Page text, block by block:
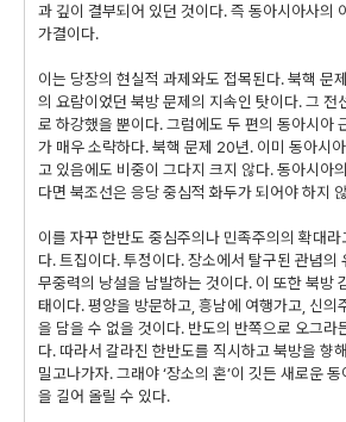
과 깊이 결부되어 있던 것이다. 즉 동아시아사의
가결이다.
이는 당장의 현실적 과제와도 접목된다. 북핵 문
의 요람이었던 북방 문제의 지속인 탓이다. 그 전
로 하강했을 뿐이다. 그럼에도 두 편의 동아시아
가 매우 소략하다. 북핵 문제 20년. 이미 동아시
고 있음에도 비중이 그다지 크지 않다. 동아시아
다면 북조선은 응당 중심적 화두가 되어야 하지
이를 자꾸 한반도 중심주의나 민족주의의 확대라
다. 트집이다. 투정이다. 장소에서 탈구된 관념의
무중력의 낭설을 남발하는 것이다. 이 또한 북방
태이다. 평양을 방문하고, 흥남에 여행가고, 신의
을 담을 수 없을 것이다. 반도의 반쪽으로 오그라
다. 따라서 갈라진 한반도를 직시하고 북방을 향
밀고나가자. 그래야 ‘장소의 혼’이 깃든 새로운
을 길어 올릴 수 있다.